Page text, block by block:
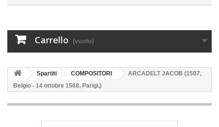
Carrello (vuoto)
Spartiti COMPOSITORI
ARCADELT JACOB (1507,
Belgio - 14 ottobre 1568, Parigi,)